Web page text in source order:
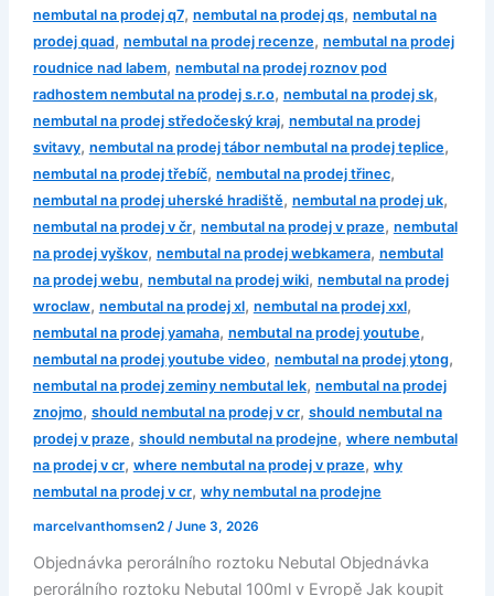
nembutal na prodej q7, nembutal na prodej qs, nembutal na
prodej quad, nembutal na prodej recenze, nembutal na prodej
roudnice nad labem, nembutal na prodej roznov pod
radhostem nembutal na prodej s.r.o, nembutal na prodej sk,
nembutal na prodej středočeský kraj, nembutal na prodej
svitavy, nembutal na prodej tábor nembutal na prodej teplice,
nembutal na prodej třebíč, nembutal na prodej třinec,
nembutal na prodej uherské hradiště, nembutal na prodej uk,
nembutal na prodej v čr, nembutal na prodej v praze, nembutal
na prodej vyškov, nembutal na prodej webkamera, nembutal
na prodej webu, nembutal na prodej wiki, nembutal na prodej
wroclaw, nembutal na prodej xl, nembutal na prodej xxl,
nembutal na prodej yamaha, nembutal na prodej youtube,
nembutal na prodej youtube video, nembutal na prodej ytong,
nembutal na prodej zeminy nembutal lek, nembutal na prodej
znojmo, should nembutal na prodej v cr, should nembutal na
prodej v praze, should nembutal na prodejne, where nembutal
na prodej v cr, where nembutal na prodej v praze, why
nembutal na prodej v cr, why nembutal na prodejne
marcelvanthomsen2 /June 3, 2026
Objednávka perorálního roztoku Nebutal Objednávka
perorálního roztoku Nebutal 100ml v Evropě Jak koupit